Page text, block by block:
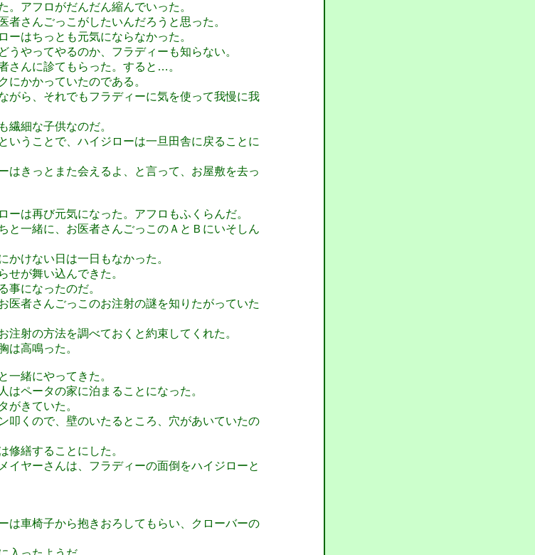
アフロがだんだん縮んでいった。
さんごっこがしたいんだろうと思った。
ーはちっとも元気にならなかった。
うやってやるのか、フラディーも知らない。
さんに診てもらった。すると…。
かかっていたのである。
がら、それでもフラディーに気を使って我慢に我
繊細な子供なのだ。
いうことで、ハイジローは一旦田舎に戻ることに
はきっとまた会えるよ、と言って、お屋敷を去っ
ーは再び元気になった。アフロもふくらんだ。
と一緒に、お医者さんごっこのＡとＢにいそしん
かけない日は一日もなかった。
せが舞い込んできた。
事になったのだ。
医者さんごっこのお注射の謎を知りたがっていた
射の方法を調べておくと約束してくれた。
は高鳴った。
一緒にやってきた。
はペータの家に泊まることになった。
がきていた。
叩くので、壁のいたるところ、穴があいていたの
修繕することにした。
イヤーさんは、フラディーの面倒をハイジローと
は車椅子から抱きおろしてもらい、クローバーの